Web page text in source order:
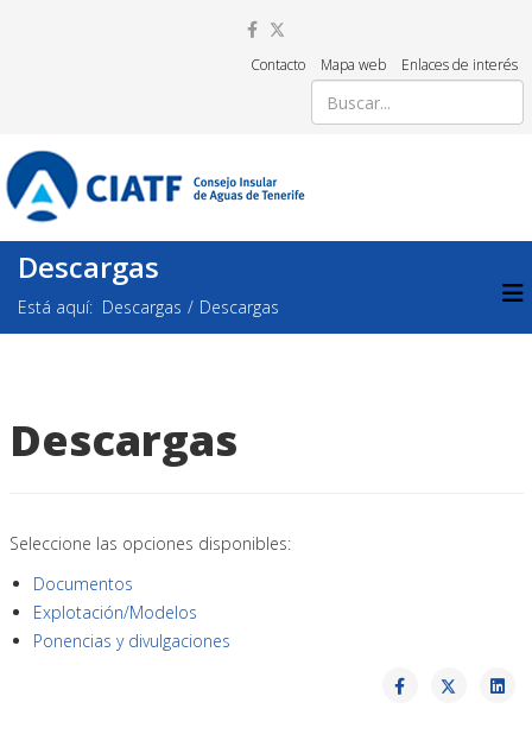
Contacto Mapa web Enlaces de interés
Descargas
Está aquí: Descargas Descargas
Descargas
Seleccione las opciones disponibles:
Documentos
Explotación/Modelos
Ponencias y divulgaciones